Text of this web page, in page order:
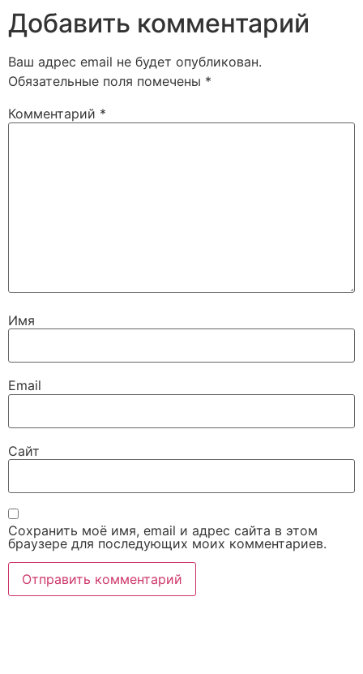
Добавить комментарий
Ваш адрес email не будет опубликован.
Обязательные поля помечены *
Комментарий *
Имя
Email
Сайт
Сохранить моё имя, email и адрес сайта в этом
браузере для последующих моих комментариев.